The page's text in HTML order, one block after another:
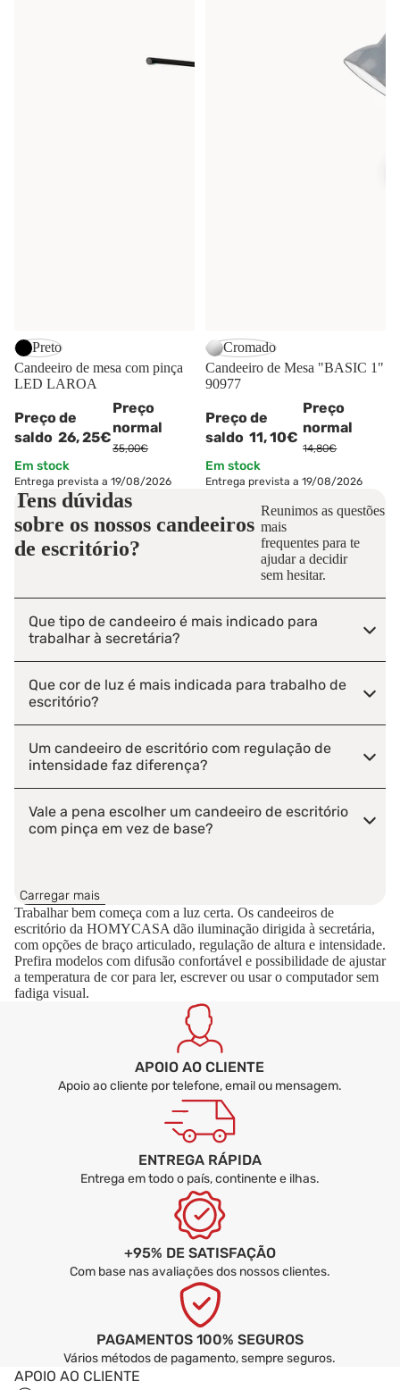
-25%
Preto
Candeeiro de mesa com pinça
LED LAROA
Preço de
saldo 26,25€
Preço
normal
35,00€
Em stock
Entrega prevista a 19/08/2026
-25%
Cromado
Candeeiro de Mesa "BASIC 1"
90977
Preço de
saldo 11,10€
Preço
normal
14,80€
Em stock
Entrega prevista a 19/08/2026
Tens dúvidas
sobre os nossos candeeiros
de escritório?
Reunimos as questões
mais
frequentes para te
ajudar a decidir
sem hesitar.
Que tipo de candeeiro é mais indicado para
trabalhar à secretária?
Que cor de luz é mais indicada para trabalho de
escritório?
Um candeeiro de escritório com regulação de
intensidade faz diferença?
Vale a pena escolher um candeeiro de escritório
com pinça em vez de base?
relação ao ecrã do computador?
Os candeeiros de escritório consomem muita
energia?
Carregar mais
Trabalhar bem começa com a luz certa. Os candeeiros de
escritório da HOMYCASA dão iluminação dirigida à secretária,
com opções de braço articulado, regulação de altura e intensidade.
Prefira modelos com difusão confortável e possibilidade de ajustar
a temperatura de cor para ler, escrever ou usar o computador sem
fadiga visual.
APOIO AO CLIENTE
Apoio ao cliente por telefone, email ou mensagem.
ENTREGA RÁPIDA
Entrega em todo o país, continente e ilhas.
+95% DE SATISFAÇÃO
Com base nas avaliações dos nossos clientes.
PAGAMENTOS 100% SEGUROS
Vários métodos de pagamento, sempre seguros.
APOIO AO CLIENTE